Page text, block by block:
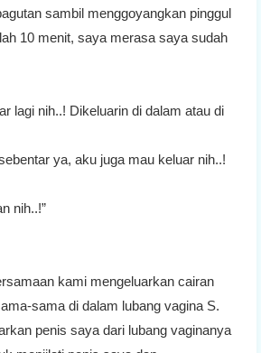
sambil menggoyangkan pinggul
10 menit, saya merasa saya sudah
lagi nih..! Dikeluarin di dalam atau di
ya, aku juga mau keluar nih..!
nih..!”
kami mengeluarkan cairan
sama di dalam lubang vagina S.
penis saya dari lubang vaginanya